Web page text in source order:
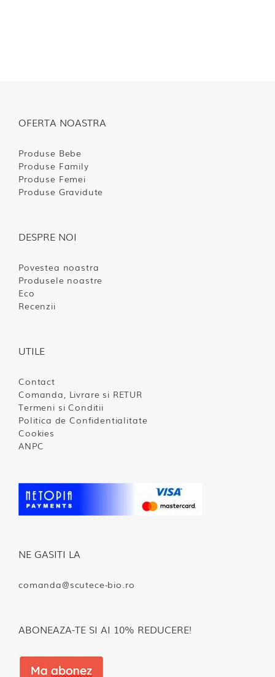
OFERTA NOASTRA
Produse Bebe
Produse Family
Produse Femei
Produse Gravidute
DESPRE NOI
Povestea noastra
Produsele noastre
Eco
Recenzii
UTILE
Contact
Comanda, Livrare si RETUR
Termeni si Conditii
Politica de Confidentialitate
Cookies
ANPC
NE GASITI LA
comanda@scutece-bio.ro
ABONEAZA-TE SI AI 10% REDUCERE!